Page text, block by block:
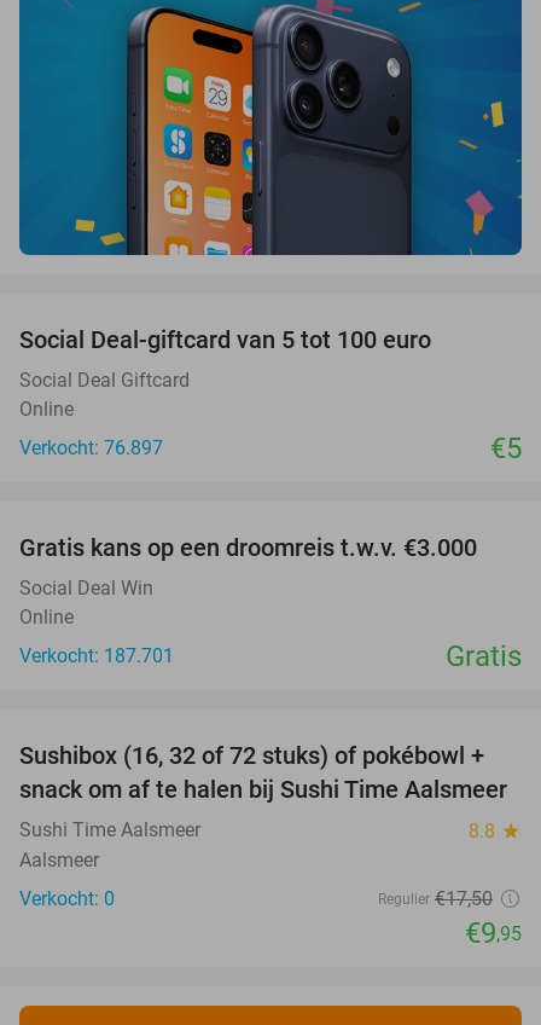
Social Deal-giftcard van 5 tot 100 euro
Social Deal Giftcard
Online
Verkocht: 76.897
€5
Gratis kans op een droomreis t.w.v. €3.000
Social Deal Win
Online
Verkocht: 187.701
Gratis
43%
TODAY
Sushibox (16, 32 of 72 stuks) of pokébowl +
snack om af te halen bij Sushi Time Aalsmeer
Sushi Time Aalsmeer 8.8 star
Aalsmeer
Verkocht: 0
Regulier €17,50
€9,95